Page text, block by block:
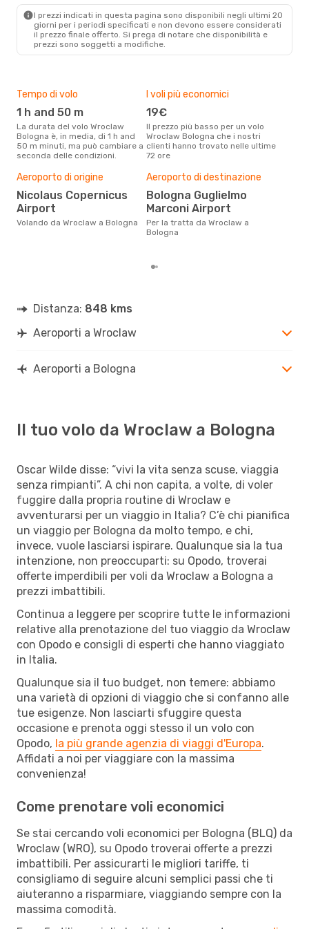
I prezzi indicati in questa pagina sono disponibili negli ultimi 20
giorni per i periodi specificati e non devono essere considerati
il ​​prezzo finale offerto. Si prega di notare che disponibilità e
prezzi sono soggetti a modifiche.
Tempo di volo
1 h and 50 m
La durata del volo Wroclaw
Bologna è, in media, di 1 h and
50 m minuti, ma può cambiare a
seconda delle condizioni.
I voli più economici
19€
Il prezzo più basso per un volo
Wroclaw Bologna che i nostri
clienti hanno trovato nelle ultime
72 ore
Aeroporto di origine
Nicolaus Copernicus
Airport
Volando da Wroclaw a Bologna
Aeroporto di destinazione
Bologna Guglielmo
Marconi Airport
Per la tratta da Wroclaw a
Bologna
Distanza: 848 kms
Aeroporti a Wroclaw
Aeroporti a Bologna
Il tuo volo da Wroclaw a Bologna
Oscar Wilde disse: “vivi la vita senza scuse, viaggia
senza rimpianti”. A chi non capita, a volte, di voler
fuggire dalla propria routine di Wroclaw e
avventurarsi per un viaggio in Italia? C’è chi pianifica
un viaggio per Bologna da molto tempo, e chi,
invece, vuole lasciarsi ispirare. Qualunque sia la tua
intenzione, non preoccuparti: su Opodo, troverai
offerte imperdibili per voli da Wroclaw a Bologna a
prezzi imbattibili.
Continua a leggere per scoprire tutte le informazioni
relative alla prenotazione del tuo viaggio da Wroclaw
con Opodo e consigli di esperti che hanno viaggiato
in Italia.
Qualunque sia il tuo budget, non temere: abbiamo
una varietà di opzioni di viaggio che si confanno alle
tue esigenze. Non lasciarti sfuggire questa
occasione e prenota oggi stesso il un volo con
Opodo, la più grande agenzia di viaggi d'Europa.
Affidati a noi per viaggiare con la massima
convenienza!
Come prenotare voli economici
Se stai cercando voli economici per Bologna (BLQ) da
Wroclaw (WRO), su Opodo troverai offerte a prezzi
imbattibili. Per assicurarti le migliori tariffe, ti
consigliamo di seguire alcuni semplici passi che ti
aiuteranno a risparmiare, viaggiando sempre con la
massima comodità.